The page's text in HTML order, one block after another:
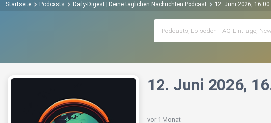
Startseite Podcasts Daily-Digest | Deine täglichen Nachrichten Podcast 12. Juni 2026, 16.00
12. Juni 2026,
vor 1 Monat